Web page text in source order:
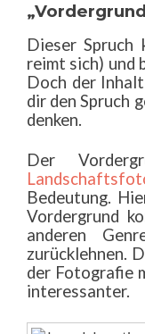
Dieser
reimt sich) und
Doch der
dir den Spruch
denken.
Der
Bedeutung.
Vordergrund
anderen
zurücklehnen.
der Fotografie
interessanter.